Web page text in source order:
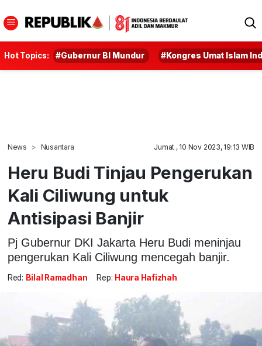
Hot Topics: #Gubernur BI Mundur #Kongres Umat Islam
News Nusantara Jumat , 10 Nov 2023, 19:13 WIB
Heru Budi Tinjau Pengerukan
Kali Ciliwung untuk
Antisipasi Banjir
Pj Gubernur DKI Jakarta Heru Budi meninjau
pengerukan Kali Ciliwung mencegah banjir.
Red: Bilal Ramadhan Rep: Haura Hafizhah